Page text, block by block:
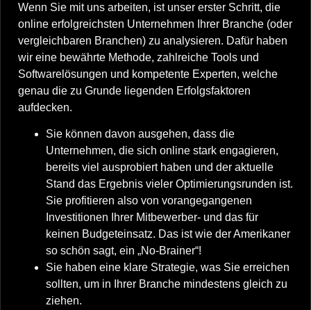
Wenn Sie mit uns arbeiten, ist unser erster Schritt, die
online erfolgreichsten Unternehmen Ihrer Branche (oder
vergleichbaren Branchen) zu analysieren. Dafür haben
wir eine bewährte Methode, zahlreiche Tools und
Softwarelösungen und kompetente Experten, welche
genau die zu Grunde liegenden Erfolgsfaktoren
aufdecken.
Sie können davon ausgehen, dass die
Unternehmen, die sich online stark engagieren,
bereits viel ausprobiert haben und der aktuelle
Stand das Ergebnis vieler Optimierungsrunden ist.
Sie profitieren also von vorangegangenen
Investitionen Ihrer Mitbewerber- und das für
keinen Budgeteinsatz. Das ist wie der Amerikaner
so schön sagt, ein „No-Brainer“!
Sie haben eine klare Strategie, was Sie erreichen
sollten, um in Ihrer Branche mindestens gleich zu
ziehen.